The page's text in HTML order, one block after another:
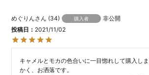
めぐりん 34 購入者
非公開
投稿日
2021/11/02
キャメルとモカの色合いに一目惚れして購入し
かく、お洒落です。